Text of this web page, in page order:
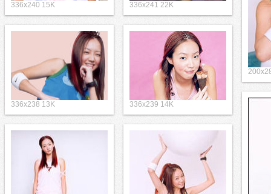
336x240 15K 336x241 22K
336x238 13K 336x239 14K